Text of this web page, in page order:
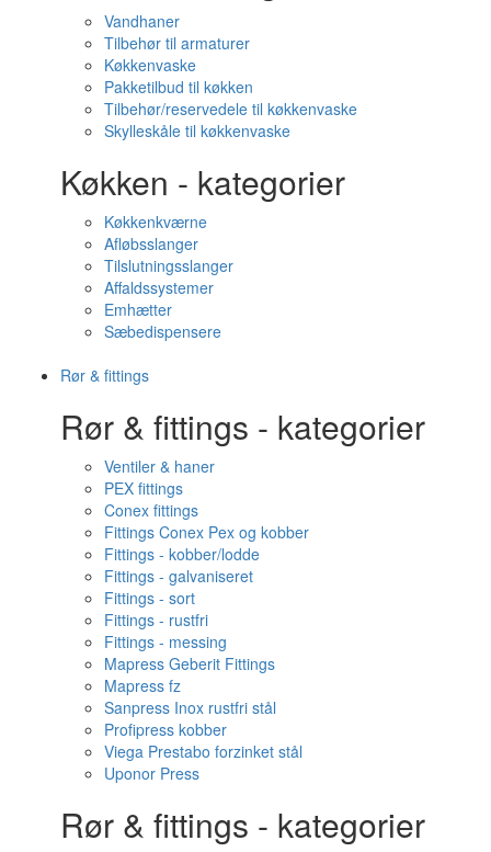
Vandhaner
Tilbehør til armaturer
Køkkenvaske
Pakketilbud til køkken
Tilbehør/reservedele til køkkenvaske
Skylleskåle til køkkenvaske
Køkken - kategorier
Køkkenkværne
Afløbsslanger
Tilslutningsslanger
Affaldssystemer
Emhætter
Sæbedispensere
Rør & fittings
Rør & fittings - kategorier
Ventiler & haner
PEX fittings
Conex fittings
Fittings Conex Pex og kobber
Fittings - kobber/lodde
Fittings - galvaniseret
Fittings - sort
Fittings - rustfri
Fittings - messing
Mapress Geberit Fittings
Mapress fz
Sanpress Inox rustfri stål
Profipress kobber
Viega Prestabo forzinket stål
Uponor Press
Rør & fittings - kategorier